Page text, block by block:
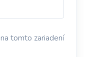
tomto zariadení